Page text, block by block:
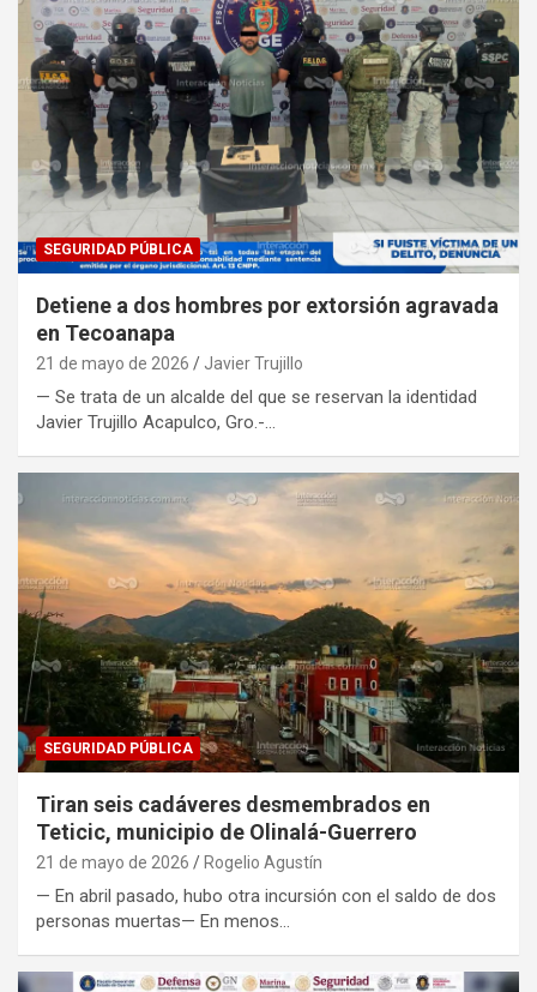
SEGURIDAD PÚBLICA
Detiene a dos hombres por extorsión agravada
en Tecoanapa
21 de mayo de 2026 Javier Trujillo
— Se trata de un alcalde del que se reservan la identidad
Javier Trujillo Acapulco, Gro.-…
SEGURIDAD PÚBLICA
Tiran seis cadáveres desmembrados en
Teticic, municipio de Olinalá-Guerrero
21 de mayo de 2026 Rogelio Agustín
— En abril pasado, hubo otra incursión con el saldo de dos
personas muertas— En menos…